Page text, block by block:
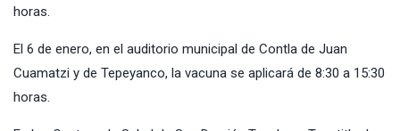
horas.
El 6 de enero, en el auditorio municipal de Contla de Juan
Cuamatzi y de Tepeyanco, la vacuna se aplicará de 8:30 a 15:30
horas.